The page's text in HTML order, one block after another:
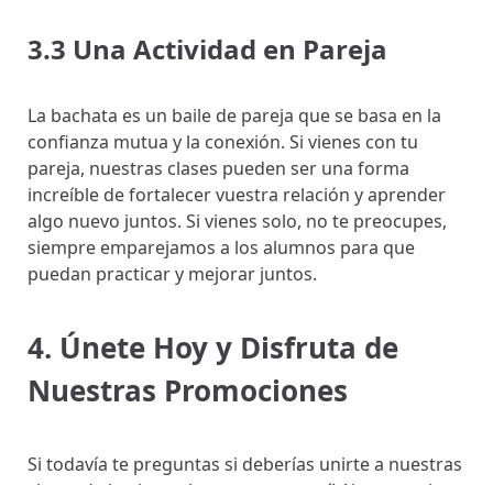
3.3 Una Actividad en Pareja
La bachata es un baile de pareja que se basa en la
confianza mutua y la conexión. Si vienes con tu
pareja, nuestras clases pueden ser una forma
increíble de fortalecer vuestra relación y aprender
algo nuevo juntos. Si vienes solo, no te preocupes,
siempre emparejamos a los alumnos para que
puedan practicar y mejorar juntos.
4. Únete Hoy y Disfruta de
Nuestras Promociones
Si todavía te preguntas si deberías unirte a nuestras